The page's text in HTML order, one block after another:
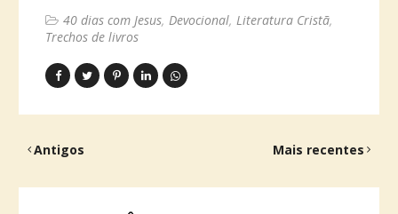
40 dias com Jesus Devocional Literatura Cristã
Trechos de livros
Mais recentes
Antigos